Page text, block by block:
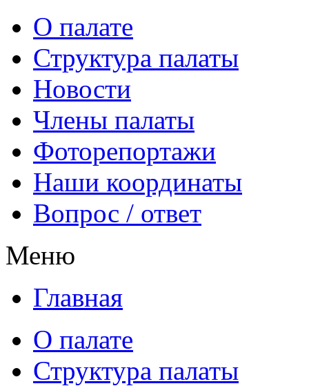
О палате
Структура палаты
Новости
Члены палаты
Фоторепортажи
Наши координаты
Вопрос / ответ
Меню
Главная
О палате
Структура палаты